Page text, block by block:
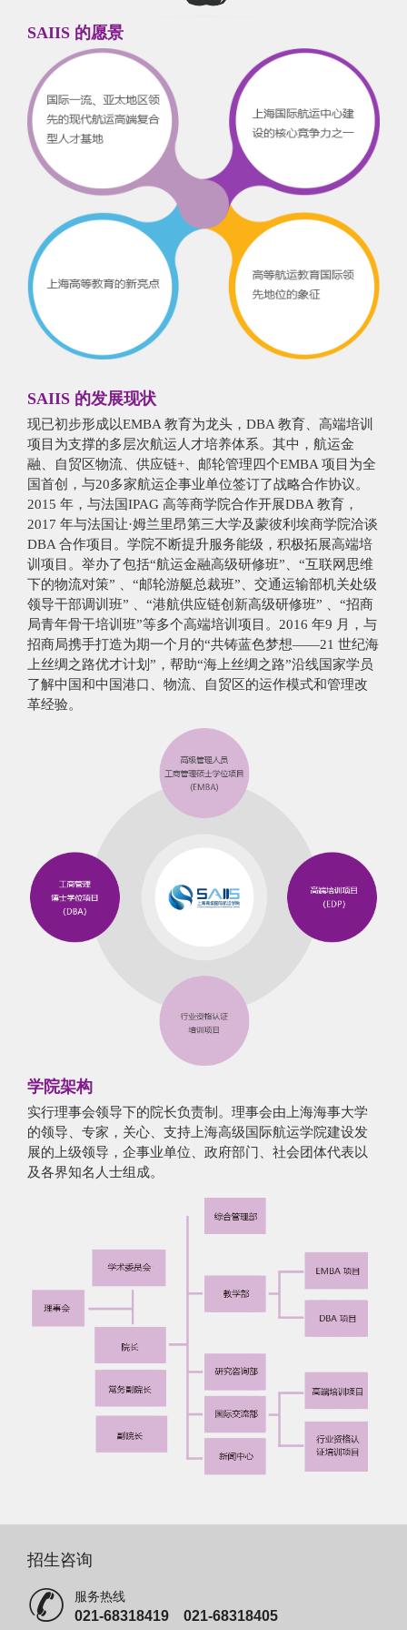
SAIIS 的愿景
SAIIS 的发展现状
现已初步形成以EMBA 教育为龙头，DBA 教育、高端培训
项目为支撑的多层次航运人才培养体系。其中，航运金
融、自贸区物流、供应链+、邮轮管理四个EMBA 项目为全
国首创，与20多家航运企事业单位签订了战略合作协议。
2015 年，与法国IPAG 高等商学院合作开展DBA 教育，
2017 年与法国让·姆兰里昂第三大学及蒙彼利埃商学院洽谈
DBA 合作项目。学院不断提升服务能级，积极拓展高端培
训项目。举办了包括“航运金融高级研修班”、“互联网思维
下的物流对策” 、“邮轮游艇总裁班”、交通运输部机关处级
领导干部调训班” 、“港航供应链创新高级研修班” 、“招商
局青年骨干培训班”等多个高端培训项目。2016 年9 月，与
招商局携手打造为期一个月的“共铸蓝色梦想——21 世纪海
上丝绸之路优才计划”，帮助“海上丝绸之路”沿线国家学员
了解中国和中国港口、物流、自贸区的运作模式和管理改
革经验。
学院架构
实行理事会领导下的院长负责制。理事会由上海海事大学
的领导、专家，关心、支持上海高级国际航运学院建设发
展的上级领导，企事业单位、政府部门、社会团体代表以
及各界知名人士组成。
招生咨询
服务热线
021-68318419 021-68318405